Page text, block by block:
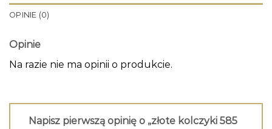
OPINIE (0)
Opinie
Na razie nie ma opinii o produkcie.
Napisz pierwszą opinię o „złote kolczyki 585